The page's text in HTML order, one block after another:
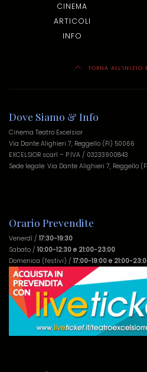
CINEMA
ARTICOLI
INFO
TORNA ALL'INIZIO
Dove Siamo & Info
Cinema Teatro Excelsior
Via Dante Alighieri 7, Reggello (FI) 50066
EXCELSIOR scarl – P.IVA / 03233900843
Sede legale: Via Dante Alighieri 7, Reggello
Orario Prevendite
Venerdì / 17:30-19:30
Sabato / 10:00-12:30 e 21:00-23:00
Domenica (festivi) / 17:00-19:00 e 21:00-